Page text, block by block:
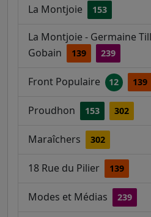
La Montjoie 153
La Montjoie - Germaine
Gobain
139 239
Front Populaire 12 139
Proudhon 153 302
Maraîchers 302
18 Rue du Pilier 139
Modes et Médias 239